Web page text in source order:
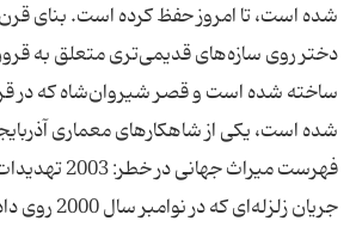
شده است، تا امروز حفظ كرده است. بنای
ساخته شده است و قصر شیروان‌شاه كه در
شده است، یكی از شاهكارهای معماری
فهرست میراث
جریان